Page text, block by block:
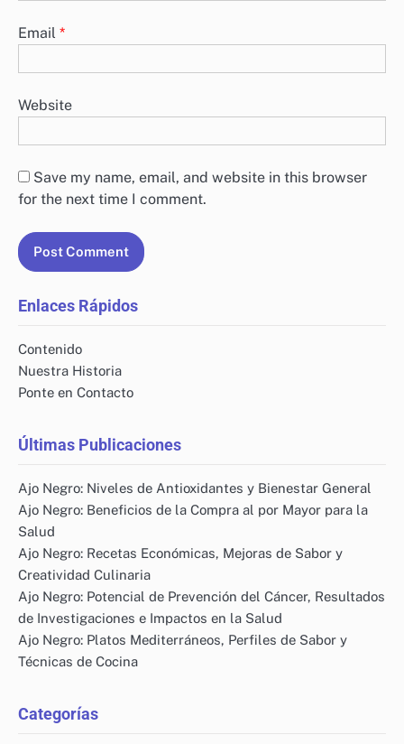
Email *
Website
Save my name, email, and website in this browser
for the next time I comment.
Enlaces Rápidos
Contenido
Nuestra Historia
Ponte en Contacto
Últimas Publicaciones
Ajo Negro: Niveles de Antioxidantes y Bienestar General
Ajo Negro: Beneficios de la Compra al por Mayor para la
Salud
Ajo Negro: Recetas Económicas, Mejoras de Sabor y
Creatividad Culinaria
Ajo Negro: Potencial de Prevención del Cáncer, Resultados
de Investigaciones e Impactos en la Salud
Ajo Negro: Platos Mediterráneos, Perfiles de Sabor y
Técnicas de Cocina
Categorías